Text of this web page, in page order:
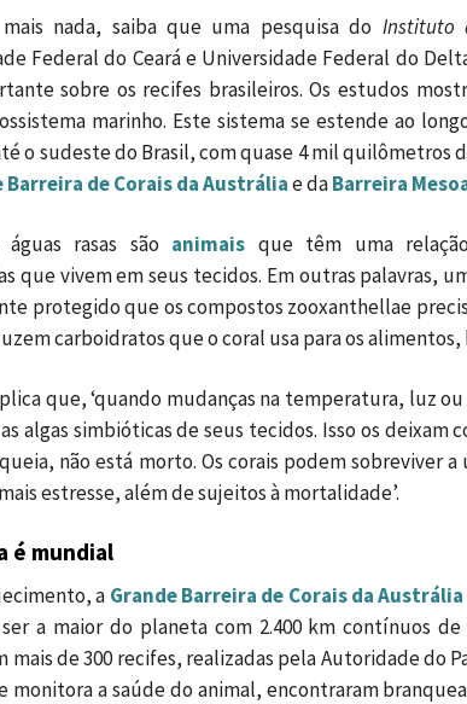
nada, saiba que uma pesquisa do Instituto
Federal do Ceará e Universidade Federal do
sobre os recifes brasileiros. Os estudos
marinho. Este sistema se estende ao
o sudeste do Brasil,com quase 4 mil quilômetros
Barreira de Corais da Austráliae daBarreira
rasas são animais que têm uma
que vivem em seus tecidos. Em outras palavras,
protegido que os compostos zooxanthellae
carboidratos que o coral usa para os alimentos,
que, ‘quando mudanças na temperatura, luz
algas simbióticas de seus tecidos. Isso os deixam
não está morto. Os corais podem sobreviver
estresse, além de sujeitos à mortalidade’.
é mundial
a Grande Barreira de Corais da Austrália
a maior do planeta com 2.400 km contínuos
mais de 300 recifes, realizadas pela Autoridade do
monitora a saúde do animal, encontraram